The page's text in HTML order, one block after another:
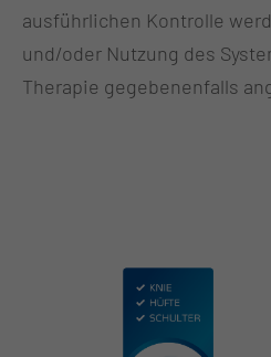
ausführlichen Kontrolle
und/oder Nutzung des
Therapie gegebenenfalls